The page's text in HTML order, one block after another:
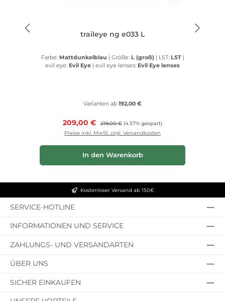
traileye ng e033 L
Farbe: Mattdunkelblau | Größe: L (groß) | LST: LST |
evil eye: Evil Eye | evil eye lenses: Evil Eye lenses
Varianten ab 192,00 €
Verkaufspreis:
209,00 € Regulärer Preis:
219,00 € (4.57% gespart)
Preise inkl. MwSt. zzgl. Versandkosten
In den Warenkorb
Kostenloser Versand ab 150€
SERVICE-HOTLINE
INFORMATIONEN UND SERVICE
ZAHLUNGS- UND VERSANDARTEN
ÜBER UNS
SICHER EINKAUFEN